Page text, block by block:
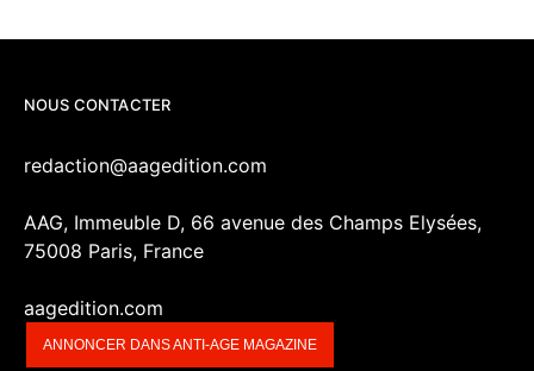
NOUS CONTACTER
redaction@aagedition.com
AAG, Immeuble D, 66 avenue des Champs Elysées,
75008 Paris, France
aagedition.com
ANNONCER DANS ANTI-AGE MAGAZINE